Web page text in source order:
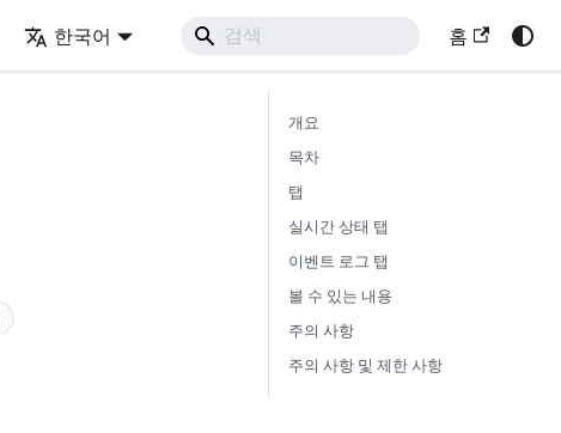
한국어 홈
개요
목차
탭
실시간 상태 탭
이벤트 로그 탭
볼 수 있는 내용
주의 사항
주의 사항 및 제한 사항